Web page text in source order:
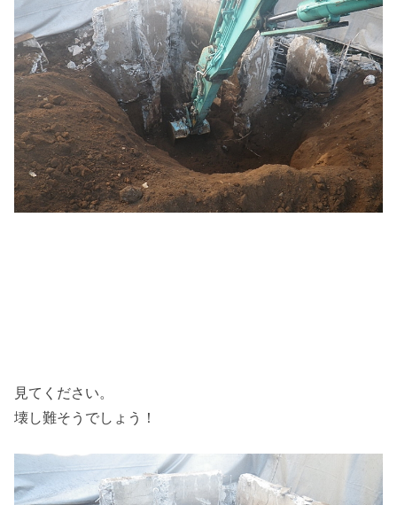
見てください。
壊し難そうでしょう！